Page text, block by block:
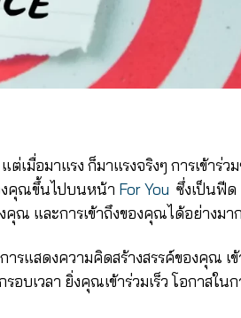
มื่อมาแรง ก็มาแรงจริงๆ การเข้าร่วม
งคุณขึ้นไปบนหน้า For You ซึ่งเป็นฟีด
ณ และการเข้าถึงของคุณได้อย่างมาก
รแสดงความคิดสร้างสรรค์ของคุณ เข้
อบเวลา ยิ่งคุณเข้าร่วมเร็ว โอกาสในก